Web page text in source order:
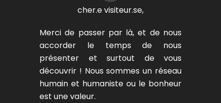
cher.e visiteur.se,
Merci de passer par là, et de nous
accorder le temps de nous
présenter et surtout de vous
découvrir ! Nous sommes un réseau
humain et humaniste ou le bonheur
est une valeur.